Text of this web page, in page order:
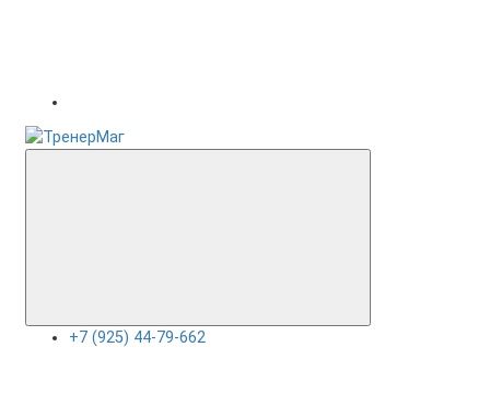
+7 (925) 44-79-662